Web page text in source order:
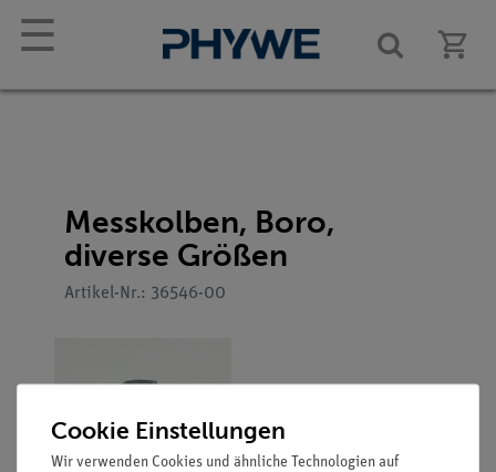
☰
Messkolben, Boro,
diverse Größen
Artikel-Nr.: 36546-00
Cookie Einstellungen
Wir verwenden Cookies und ähnliche Technologien auf